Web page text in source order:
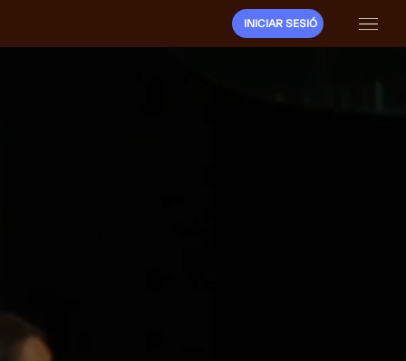
INICIAR SESIÓ